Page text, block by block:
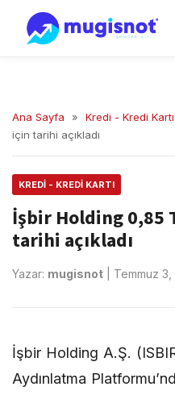
Ana Sayfa » Kredi - Kredi Kartı
için tarihi açıkladı
KREDI - KREDI KARTI
İşbir Holding 0,85
tarihi açıkladı
Yazar: mugisnot Temmuz
İşbir Holding A.Ş.
Aydınlatma